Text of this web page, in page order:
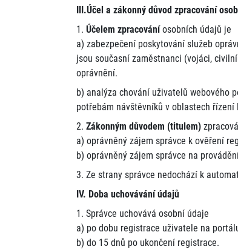
III.Účel a zákonný důvod zpracování
1. Účelem zpracováníosobních údajů je
a) zabezpečení poskytování služeb
jsou současní zaměstnanci (vojáci,
oprávnění.
b) analýza chování uživatelů webového
potřebám návštěvníků v oblastech
2. Zákonným důvodem (titulem)
a) oprávněný zájem správce k ověření
b) oprávněný zájem správce na
3. Ze strany správce nedochází k
IV. Doba uchovávání údajů
1. Správce uchovává osobní údaje
a) po dobu registrace uživatele na
b) do 15 dnů po ukončení registrace.